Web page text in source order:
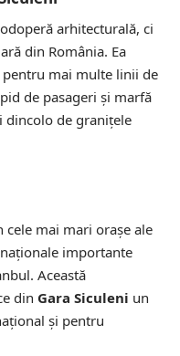
arhitecturală, ci
din România. Ea
pentru mai multe linii de
de pasageri și marfă
dincolo de granițele
cele mai mari orașe ale
importante
Această
din Gara Siculeni un
și pentru